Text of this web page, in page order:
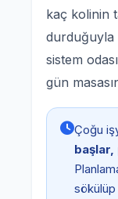
kaç kolinin
durduğuyla
sistem
gün
Çoğu
başlar,
sökülüp